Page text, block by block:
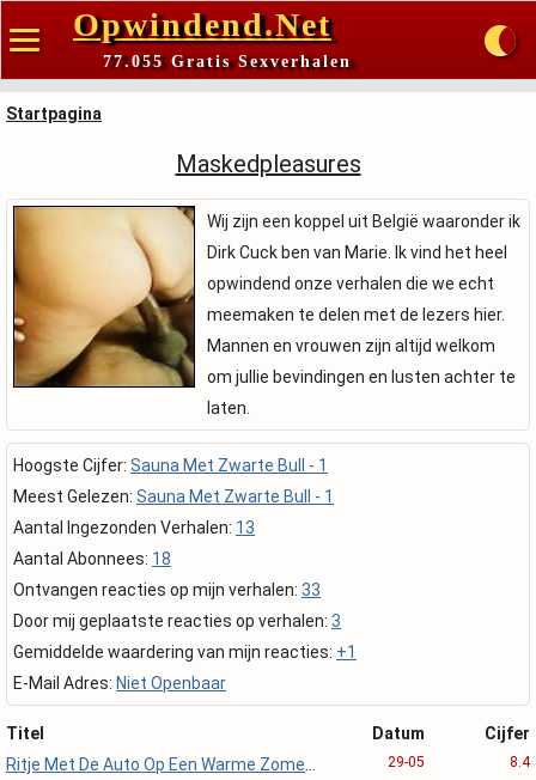
Opwindend.Net
77.055 Gratis Sexverhalen
Startpagina
Maskedpleasures
Wij zijn een koppel uit België waaronder ik
Dirk Cuck ben van Marie. Ik vind het heel
opwindend onze verhalen die we echt
meemaken te delen met de lezers hier.
Mannen en vrouwen zijn altijd welkom
om jullie bevindingen en lusten achter te
laten.
Hoogste Cijfer: Sauna Met Zwarte Bull - 1
Meest Gelezen: Sauna Met Zwarte Bull - 1
Aantal Ingezonden Verhalen: 13
Aantal Abonnees: 18
Ontvangen reacties op mijn verhalen: 33
Door mij geplaatste reacties op verhalen: 3
Gemiddelde waardering van mijn reacties: +1
E-Mail Adres: Niet Openbaar
Titel Datum
Cijfer
29-05 8.4